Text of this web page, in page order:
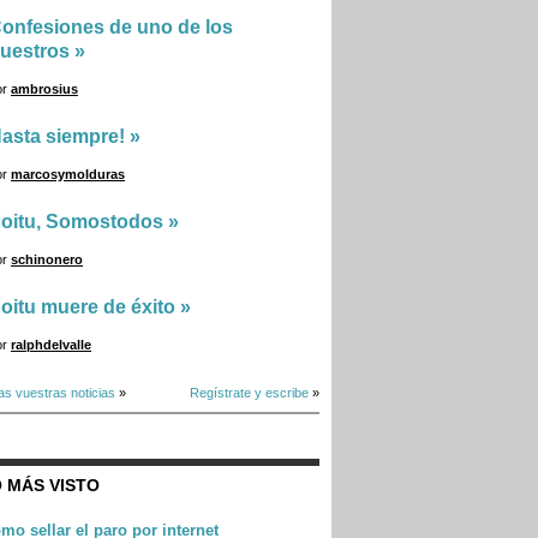
de uno de los
»
ambrosius
siempre! »
marcosymolduras
Somostodos »
schinonero
muere de éxito »
ralphdelvalle
vuestras noticias » Regístrate y escribe »
MÁS VISTO
sellar el paro por internet